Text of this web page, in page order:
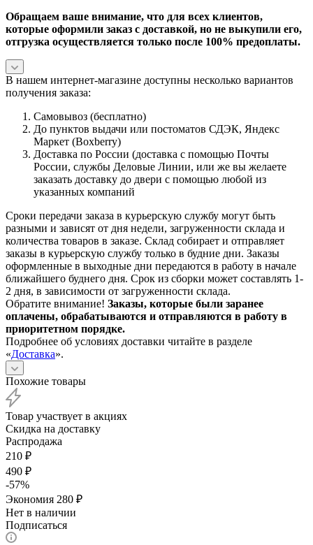
Обращаем ваше внимание, что для всех клиентов,
которые оформили заказ с доставкой, но не выкупили его,
отгрузка осуществляется только после 100% предоплаты.
В нашем интернет-магазине доступны несколько вариантов
получения заказа:
Самовывоз (бесплатно)
До пунктов выдачи или постоматов СДЭК, Яндекс
Маркет (Boxberry)
Доставка по России (доставка с помощью Почты
России, службы Деловые Линии, или же вы желаете
заказать доставку до двери с помощью любой из
указанных компаний
Сроки передачи заказа в курьерскую службу могут быть
разными и зависят от дня недели, загруженности склада и
количества товаров в заказе. Склад собирает и отправляет
заказы в курьерскую службу только в будние дни. Заказы
оформленные в выходные дни передаются в работу в начале
ближайшего буднего дня. Срок из сборки может составлять 1-
2 дня, в зависимости от загруженности склада.
Обратите внимание! Заказы, которые были заранее
оплачены, обрабатываются и отправляются в работу в
приоритетном порядке.
Подробнее об условиях доставки читайте в разделе
«Доставка».
Похожие товары
Товар участвует в акциях
Скидка на доставку
Распродажа
210 ₽
490 ₽
-57%
Экономия 280 ₽
Нет в наличии
Подписаться